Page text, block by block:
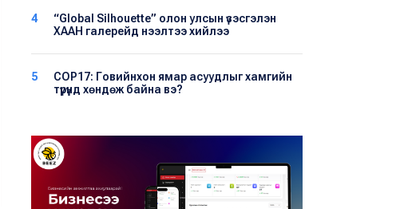
4
“Global Silhouette” олон улсын үзэсгэлэн
ХААН галерейд нээлтээ хийлээ
5
COP17: Говийнхон ямар асуудлыг хамгийн
түрүүнд хөндөж байна вэ?